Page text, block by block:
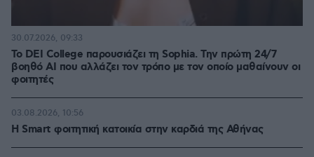
Το DEI College παρουσιάζει τη Sophia. Την πρώτη 24/7
βοηθό AI που αλλάζει τον τρόπο με τον οποίο μαθαίνουν οι
φοιτητές
30.07.2026, 09:33
Η Smart φοιτητική κατοικία στην καρδιά της Αθήνας
03.08.2026, 10:56